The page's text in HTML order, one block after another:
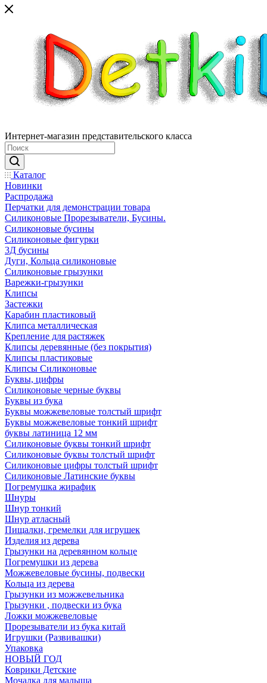
Интернет-магазин представительского класса
Каталог
Новинки
Распродажа
Перчатки для демонстрации товара
Силиконовые Прорезыватели, Бусины.
Силиконовые бусины
Силиконовые фигурки
3Д бусины
Дуги, Кольца силиконовые
Силиконовые грызунки
Варежки-грызунки
Клипсы
Застежки
Карабин пластиковый
Клипса металлическая
Крепление для растяжек
Клипсы деревянные (без покрытия)
Клипсы пластиковые
Клипсы Силиконовые
Буквы, цифры
Силиконовые черные буквы
Буквы из бука
Буквы можжевеловые толстый шрифт
Буквы можжевеловые тонкий шрифт
буквы латиница 12 мм
Силиконовые буквы тонкий шрифт
Силиконовые буквы толстый шрифт
Силиконовые цифры толстый шрифт
Силиконовые Латинские буквы
Погремушка жирафик
Шнуры
Шнур тонкий
Шнур атласный
Пищалки, гремелки для игрушек
Изделия из дерева
Грызунки на деревянном кольце
Погремушки из дерева
Можжевеловые бусины, подвески
Кольца из дерева
Грызунки из можжевельника
Грызунки , подвески из бука
Ложки можжевеловые
Прорезыватели из бука китай
Игрушки (Развивашки)
Упаковка
НОВЫЙ ГОД
Коврики Детские
Мочалка для малыша